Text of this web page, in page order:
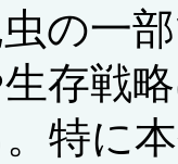
の一
存戦
特に